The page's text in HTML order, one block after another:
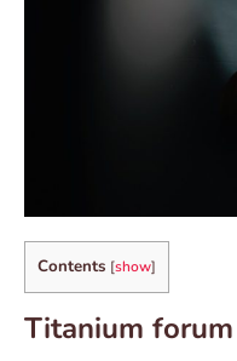
Contents [show]
Titanium forum